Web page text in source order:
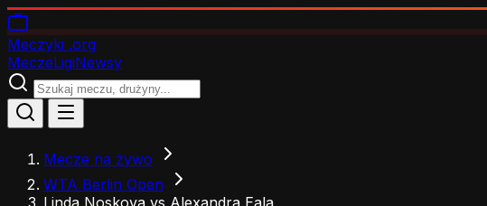
Meczyki .org
MeczeLigiNewsy
Mecze na żywo
WTA Berlin Open
Linda Noskova vs Alexandra Eala